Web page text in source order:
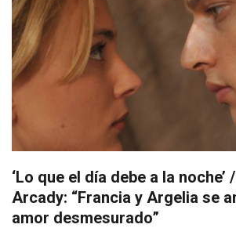
‘Lo que el día debe a la noche’
Arcady: “Francia y Argelia se
amor desmesurado”